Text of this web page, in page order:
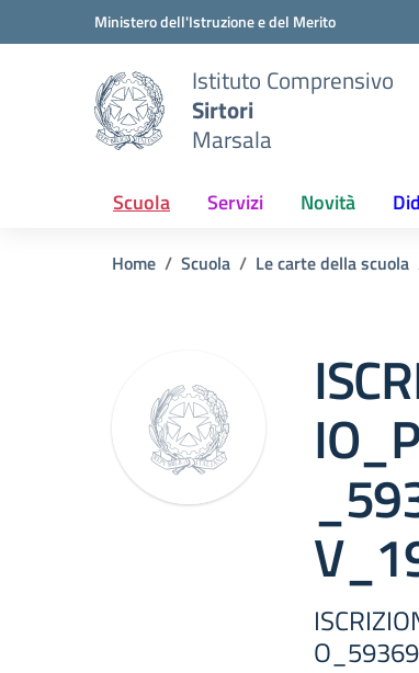
Vai ai contenuti
Vai al menu di navigazioneMinistero dell'Istruzione e del Merito
Istituto Comprensivo
Sirtori
Marsala
Scuola Servizi Novità
Home Scuola Le carte della scuola